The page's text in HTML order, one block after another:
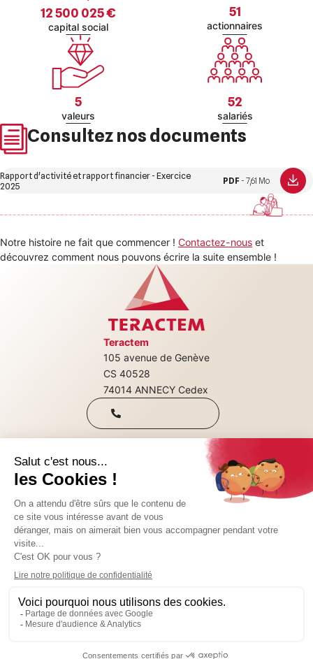
12 500 025 €
capital social
51
actionnaires
5
valeurs
52
salariés
Consultez nos documents
Rapport d'activité et rapport financier - Exercice
2025
PDF - 7,61 Mo
Notre histoire ne fait que commencer ! Contactez-nous et
découvrez comment nous pouvons écrire la suite ensemble !
Teractem
105 avenue de Genève
CS 40528
74014 ANNECY Cedex
+33(0)4 50 08
Qui sommes-nous
Nos consultations
SUIVEZ-NOUS SUR :
© 2024 Teractem
Mentions légales
Il y a actuellement 3 poste(s) à pourvoir chez